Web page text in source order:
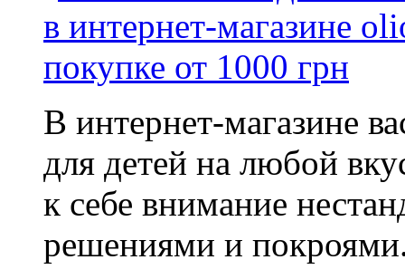
В интернет-магазине
для детей на любой
к себе внимание
решениями и